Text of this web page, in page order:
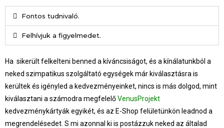
Fontos tudnivaló.
Felhívjuk a figyelmedet.
Ha sikerült felkelteni benned a kíváncsiságot, és a kínálatunkból a
neked szimpatikus szolgáltató egységek már kiválasztásra is
kerültek és igényled a kedvezményeinket, nincs is más dolgod, mint
kiválasztani a számodra megfelelőVenusProjekt
kedvezménykártyák egyikét, és az E-Shop felületünkön leadnod a
megrendelésedet. S mi azonnal ki is postázzuk neked az általad